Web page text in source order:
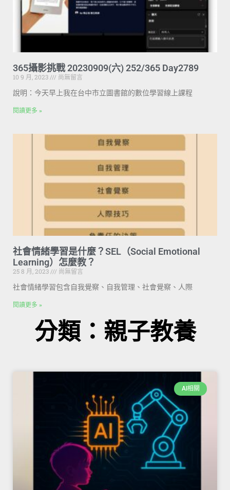
365攝影挑戰 20230909(六) 252/365 Day2789
10 9 月, 2023
尚無留言
說明：今天早上我在台中市立圖書館的數位學習線上課程
閱讀更多 »
社會情緒學習是什麼？SEL（Social Emotional
Learning）怎麼教？
25 8 月, 2023
尚無留言
社會情緒學習包含自我覺察、自我管理、社會覺察、人際
閱讀更多 »
分類：親子教養
AI相關